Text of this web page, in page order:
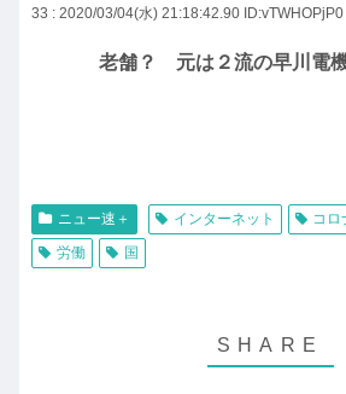
33 : 2020/03/04(水) 21:18:42.90 ID:vTWHOPjP0
老舗？ 元は２流の早川電
ニュー速＋ インターネット コロ
労働
国